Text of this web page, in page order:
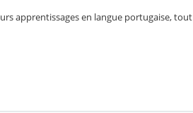
apprentissages en langue portugaise,